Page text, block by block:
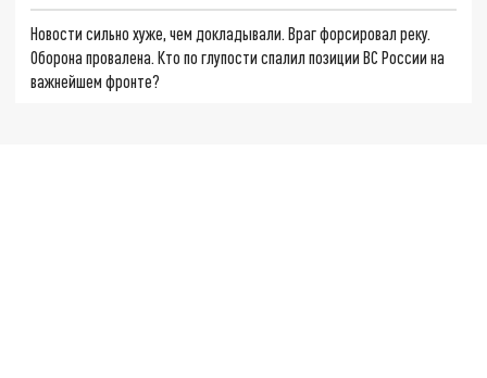
Новости сильно хуже, чем докладывали. Враг форсировал реку.
Оборона провалена. Кто по глупости спалил позиции ВС России на
важнейшем фронте?